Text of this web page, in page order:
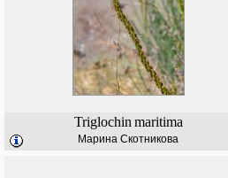
Triglochin maritima
Марина Скотникова